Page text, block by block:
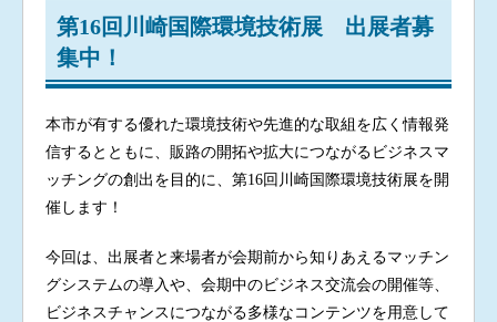
第16回川崎国際環境技術展 出展者募
集中！
本市が有する優れた環境技術や先進的な取組を広く情報発
信するとともに、販路の開拓や拡大につながるビジネスマ
ッチングの創出を目的に、第16回川崎国際環境技術展を開
催します！
今回は、出展者と来場者が会期前から知りあえるマッチン
グシステムの導入や、会期中のビジネス交流会の開催等、
ビジネスチャンスにつながる多様なコンテンツを用意して